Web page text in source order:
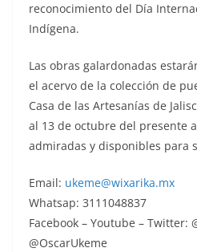
reconocimiento del Día
Indígena.
Las obras galardonadas
el acervo de la colección de
Casa de las Artesanías de
al 13 de octubre del presente
admiradas y disponibles para
Email: ukeme@wixarika.mx
Whatsap: 3111048837
Facebook – Youtube – Twitter:
@OscarUkeme